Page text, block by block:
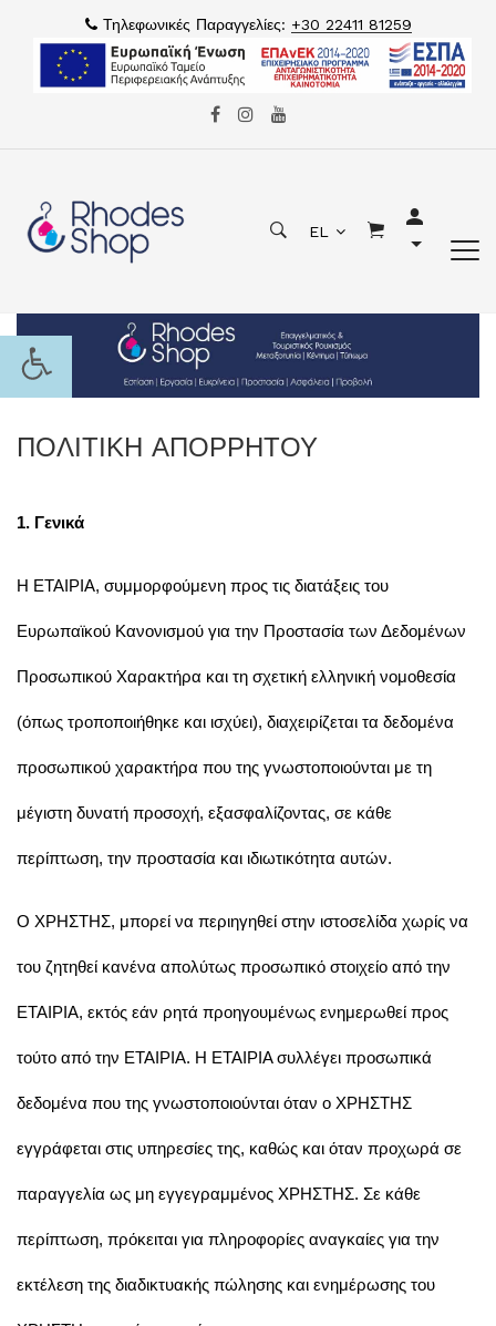
Τηλεφωνικές Παραγγελίες: +30 22411 81259
EL
ΠΟΛΙΤΙΚΗ ΑΠΟΡΡΗΤΟΥ
1. Γενικά
H ΕΤΑΙΡΙΑ, συμμορφούμενη προς τις διατάξεις του
Ευρωπαϊκού Κανονισμού για την Προστασία των Δεδομένων
Προσωπικού Χαρακτήρα και τη σχετική ελληνική νομοθεσία
(όπως τροποποιήθηκε και ισχύει), διαχειρίζεται τα δεδομένα
προσωπικού χαρακτήρα που της γνωστοποιούνται με τη
μέγιστη δυνατή προσοχή, εξασφαλίζοντας, σε κάθε
περίπτωση, την προστασία και ιδιωτικότητα αυτών.
Ο ΧΡΗΣΤΗΣ, μπορεί να περιηγηθεί στην ιστοσελίδα χωρίς να
του ζητηθεί κανένα απολύτως προσωπικό στοιχείο από την
ΕΤΑΙΡΙΑ, εκτός εάν ρητά προηγουμένως ενημερωθεί προς
τούτο από την ΕΤΑΙΡΙΑ. Η ΕΤΑΙΡΙΑ συλλέγει προσωπικά
δεδομένα που της γνωστοποιούνται όταν ο ΧΡΗΣΤΗΣ
εγγράφεται στις υπηρεσίες της, καθώς και όταν προχωρά σε
παραγγελία ως μη εγγεγραμμένος ΧΡΗΣΤΗΣ. Σε κάθε
περίπτωση, πρόκειται για πληροφορίες αναγκαίες για την
εκτέλεση της διαδικτυακής πώλησης και ενημέρωσης του